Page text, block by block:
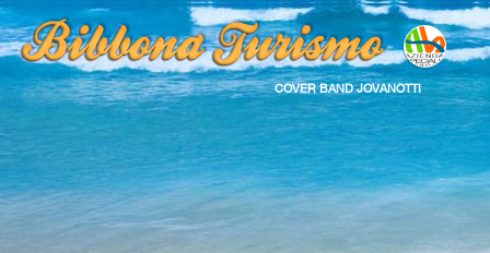
COVER BAND JOVANOTTI